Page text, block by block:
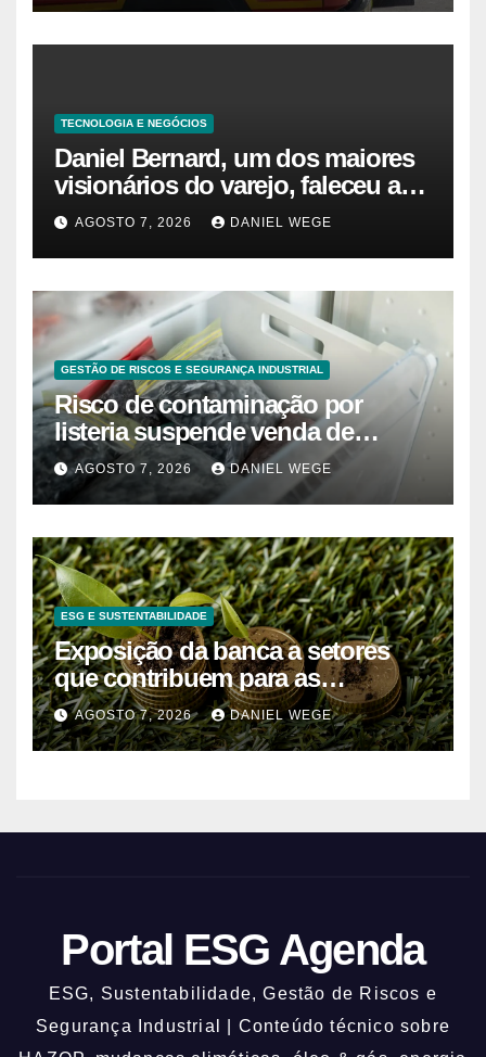
TECNOLOGIA E NEGÓCIOS
Daniel Bernard, um dos maiores
visionários do varejo, faleceu aos
80 anos – Sincovaga Notícias
AGOSTO 7, 2026 DANIEL WEGE
GESTÃO DE RISCOS E SEGURANÇA INDUSTRIAL
Risco de contaminação por
listeria suspende venda de
mirtilos em fábricas da América
do Norte – Mix Vale
AGOSTO 7, 2026 DANIEL WEGE
ESG E SUSTENTABILIDADE
Exposição da banca a setores
que contribuem para as
alterações climáticas mantém-se
nos 62%
AGOSTO 7, 2026 DANIEL WEGE
Portal ESG Agenda
ESG, Sustentabilidade, Gestão de Riscos e
Segurança Industrial | Conteúdo técnico sobre